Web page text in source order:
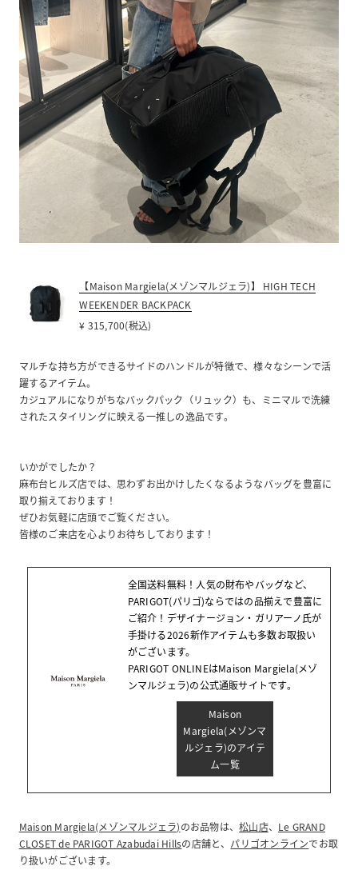
【Maison Margiela(メゾンマルジェラ)】 HIGH TECH
WEEKENDER BACKPACK
¥ 315,700(税込)
マルチな持ち方ができるサイドのハンドルが特徴で、様々なシーンで活
躍するアイテム。
カジュアルになりがちなバックパック（リュック）も、ミニマルで洗練
されたスタイリングに映える一推しの逸品です。
いかがでしたか？
麻布台ヒルズ店では、思わずお出かけしたくなるようなバッグを豊富に
取り揃えております！
ぜひお気軽に店頭でご覧ください。
皆様のご来店を心よりお待ちしております！
全国送料無料！人気の財布やバッグなど、
PARIGOT(パリゴ)ならではの品揃えで豊富に
ご紹介！デザイナージョン・ガリアーノ氏が
手掛ける2026新作アイテムも多数お取扱い
がございます。
PARIGOT ONLINEはMaison Margiela(メゾ
ンマルジェラ)の公式通販サイトです。
Maison
Margiela(メゾンマ
ルジェラ)のアイテ
ム一覧
Maison Margiela(メゾンマルジェラ)のお品物は、松山店、 Le GRAND
CLOSET de PARIGOT Azabudai Hillsの店舗と、 パリゴオンラインでお取
り扱いがございます。